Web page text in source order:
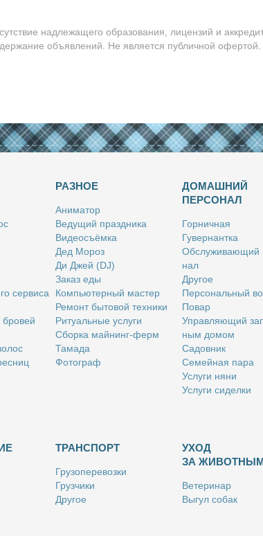
надлежащего образования, лицензий и
объявлений. Не является публичной офертой.
сер­ви­са
бро­вей
РАЗНОЕ
Ани­ма­тор
Ве­ду­щий празд­ни­ка
Ви­део­съём­ка
Дед Мо­роз
Ди Джей (DJ)
За­каз еды
Ком­пью­тер­ный ма­стер
Ре­монт бы­то­вой тех­ни­ки
Ри­ту­аль­ные услу­ги
Сбор­ка май­нинг-ферм
Та­ма­да
Фо­то­граф
ДОМАШНИЙ
ПЕРСОНАЛ
Гор­нич­ная
Гу­вер­нант­ка
Об­слу­жи­ва­ю­щий
нал
Дру­гое
Пер­со­наль­ный
По­вар
Управ­ля­ю­щий
ным до­мом
Са­дов­ник
Се­мей­ная па­ра
Услу­ги ня­ни
Услу­ги си­дел­ки
ТРАНСПОРТ
Гру­зо­пе­ре­воз­ки
Груз­чи­ки
Дру­гое
УХОД
ЗА
Ве­те­ри­нар
Вы­гул со­бак